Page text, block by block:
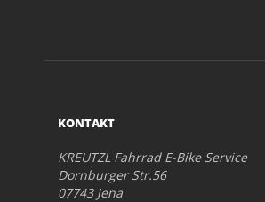
KONTAKT
KREUTZL Fahrrad E-Bike Service
Dornburger Str.56
07743 Jena